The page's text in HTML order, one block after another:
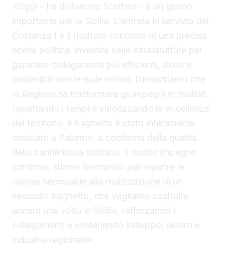
«Oggi – ha dichiarato Schifani – è un giorno
importante per la Sicilia. L’entrata in servizio del
Costanza I è il risultato concreto di una precisa
scelta politica: investire nelle infrastrutture per
garantire collegamenti più efficienti, sicuri e
sostenibili con le isole minori. Dimostriamo che
la Regione sa trasformare gli impegni in risultati,
rispettando i tempi e valorizzando le eccellenze
del territorio. Il traghetto è stato interamente
costruito a Palermo, a conferma della qualità
della cantieristica siciliana. Il nostro impegno
continua: stiamo lavorando per reperire le
risorse necessarie alla realizzazione di un
secondo traghetto, che vogliamo costruire
ancora una volta in Sicilia, rafforzando i
collegamenti e sostenendo sviluppo, lavoro e
industria regionale».